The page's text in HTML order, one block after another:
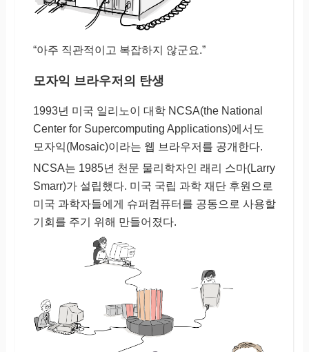
“아주 직관적이고 복잡하지 않군요.”
모자익 브라우저의 탄생
1993년 미국 일리노이 대학 NCSA(the National
Center for Supercomputing Applications)에서도
모자익(Mosaic)이라는 웹 브라우저를 공개한다.
NCSA는 1985년 천문 물리학자인 래리 스마(Larry
Smarr)가 설립했다. 미국 국립 과학 재단 후원으로
미국 과학자들에게 슈퍼컴퓨터를 공동으로 사용할
기회를 주기 위해 만들어졌다.